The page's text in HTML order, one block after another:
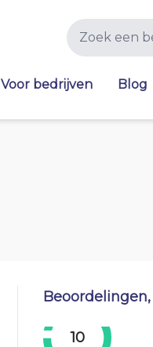
Voor bedrijven Blog
10